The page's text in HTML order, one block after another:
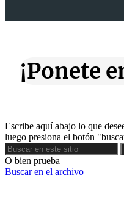
¡Ponete
Escribe aquí abajo lo que
luego presiona el botón
Buscar
O bien prueba
Buscar en el archivo